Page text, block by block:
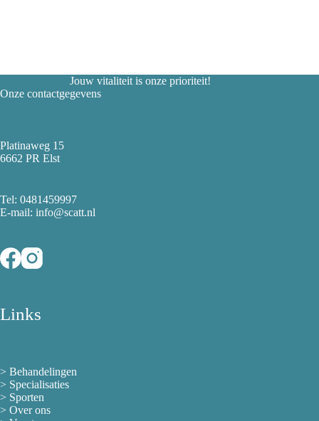
Jouw vitaliteit is onze prioriteit!
Onze contactgegevens
Platinaweg 15
6662 PR Elst
Tel: 0481459997
E-mail: info@scatt.nl
Links
> Behandelingen
> Specialisaties
> Sporten
> Over ons